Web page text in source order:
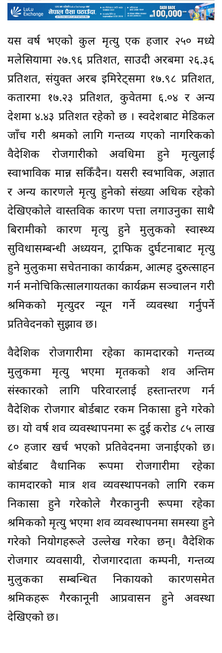
यस वर्ष भएको कुल मृत्यु एक हजार २५० मध्ये
मलेसियामा २७.९६ प्रतिशत, साउदी अरबमा २६.३६
प्रतिशत, संयुक्त अरब इमिरेट्समा १७.९८ प्रतिशत,
कतारमा १७.२३ प्रतिशत, कुवेतमा ६.०४ र अन्य
देशमा ४.४३ प्रतिशत रहेको छ । स्वदेशबाट मेडिकल
जाँच गरी श्रमको लागि गन्तव्य गएको नागरिकको
वैदेशिक रोजगारीको अवधिमा हुने मृत्युलाई
स्वाभाविक मान्न सकिँदैन। यसरी स्वभाविक, अज्ञात
र अन्य कारणले मृत्यु हुनेको संख्या अधिक रहेको
देखिएकोले वास्तविक कारण पत्ता लगाउनुका साथै
बिरामीको कारण मृत्यु हुने मुलुकको स्वास्थ्य
सुविधासम्बन्धी अध्ययन, ट्राफिक दुर्घटनाबाट मृत्यु
हुने मुलुकमा सचेतनाका कार्यक्रम, आत्मह दुरुत्साहन
गर्न मनोचिकित्सालगायतका कार्यक्रम सञ्चालन गरी
श्रमिकको मृत्युदर न्यून गर्ने व्यवस्था गर्नुपर्ने
प्रतिवेदनको सुझाव छ।
वैदेशिक रोजगारीमा रहेका कामदारको गन्तव्य
मुलुकमा मृत्यु भएमा मृतकको शव अन्तिम
संस्कारको लागि परिवारलाई हस्तान्तरण गर्न
वैदेशिक रोजगार बोर्डबाट रकम निकासा हुने गरेको
छ। यो वर्ष शव व्यवस्थापनमा रू दुई करोड ८५ लाख
८० हजार खर्च भएको प्रतिवेदनमा जनाईएको छ।
बोर्डबाट वैधानिक रूपमा रोजगारीमा रहेका
कामदारको मात्र शव व्यवस्थापनको लागि रकम
निकासा हुने गरेकोले गैरकानुनी रूपमा रहेका
श्रमिकको मृत्यु भएमा शव व्यवस्थापनमा समस्या हुने
गरेको नियोगहरूले उल्लेख गरेका छन्। वैदेशिक
रोजगार व्यवसायी, रोजगारदाता कम्पनी, गन्तव्य
मुलुकका सम्बन्धित निकायको कारणसमेत
श्रमिकहरू गैरकानूनी आप्रवासन हुने अवस्था
देखिएको छ।